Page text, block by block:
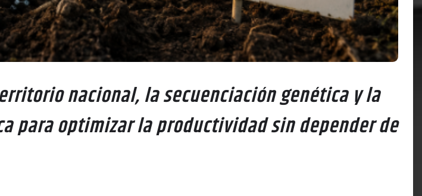
nacional, la secuenciación genética y la
para optimizar la productividad sin depender de